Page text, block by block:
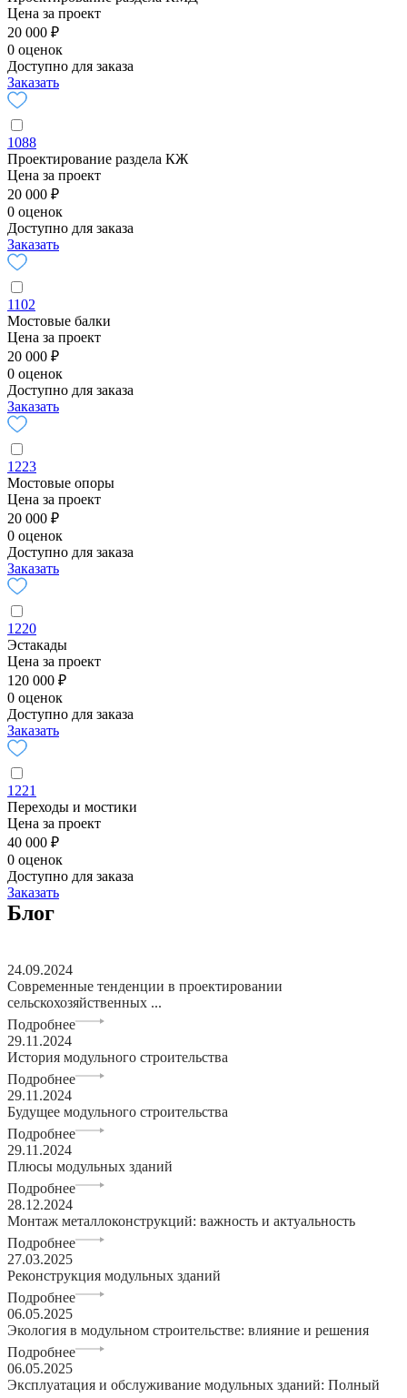
Цена за проект
20 000 ₽
0 оценок
Доступно для заказа
Заказать
1088
Проектирование раздела КЖ
Цена за проект
20 000 ₽
0 оценок
Доступно для заказа
Заказать
1102
Мостовые балки
Цена за проект
20 000 ₽
0 оценок
Доступно для заказа
Заказать
1223
Мостовые опоры
Цена за проект
20 000 ₽
0 оценок
Доступно для заказа
Заказать
1220
Эстакады
Цена за проект
120 000 ₽
0 оценок
Доступно для заказа
Заказать
1221
Переходы и мостики
Цена за проект
40 000 ₽
0 оценок
Доступно для заказа
Заказать
Блог
24.09.2024
Современные тенденции в проектировании
сельскохозяйственных ...
Подробнее
29.11.2024
История модульного строительства
Подробнее
29.11.2024
Будущее модульного строительства
Подробнее
29.11.2024
Плюсы модульных зданий
Подробнее
28.12.2024
Монтаж металлоконструкций: важность и актуальность
Подробнее
27.03.2025
Реконструкция модульных зданий
Подробнее
06.05.2025
Экология в модульном строительстве: влияние и решения
Подробнее
06.05.2025
Эксплуатация и обслуживание модульных зданий: Полный